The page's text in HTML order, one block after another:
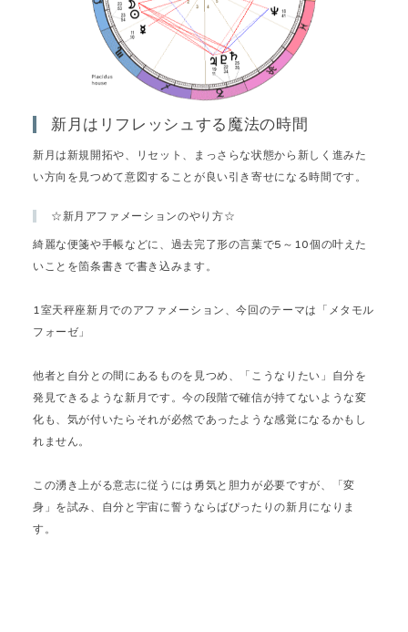
新月はリフレッシュする魔法の時間
新月は新規開拓や、リセット、まっさらな状態から新しく進みた
い方向を見つめて意図することが良い引き寄せになる時間です。
☆新月アファメーションのやり方☆
綺麗な便箋や手帳などに、過去完了形の言葉で5～10個の叶えた
いことを箇条書きで書き込みます。
1室天秤座新月でのアファメーション、今回のテーマは「メタモル
フォーゼ」
他者と自分との間にあるものを見つめ、「こうなりたい」自分を
発見できるような新月です。今の段階で確信が持てないような変
化も、気が付いたらそれが必然であったような感覚になるかもし
れません。
この湧き上がる意志に従うには勇気と胆力が必要ですが、「変
身」を試み、自分と宇宙に誓うならばぴったりの新月になりま
す。